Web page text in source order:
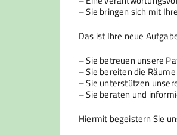
– Sie bringen sich mit
Das ist Ihre neue
– Sie betreuen unsere
– Sie bereiten die
– Sie unterstützen
– Sie beraten und
Hiermit begeistern Sie